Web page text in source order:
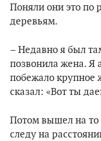
Поняли они это по
деревьям.
– Недавно я был
позвонила жена. Я
побежало крупное
сказал: «Вот ты
Потом вышел на то
следу на